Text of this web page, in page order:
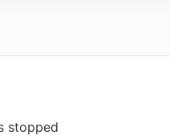
stopped